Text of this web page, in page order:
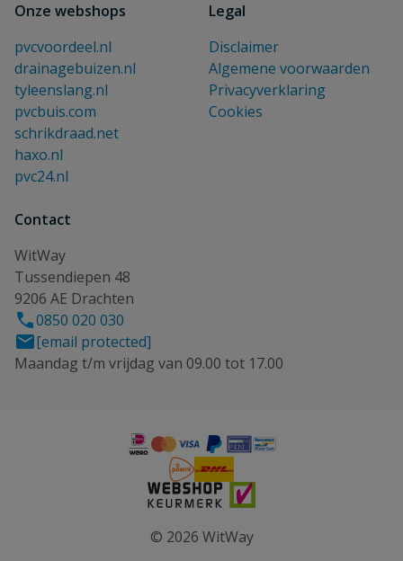
Onze webshops
pvcvoordeel.nl
drainagebuizen.nl
tyleenslang.nl
pvcbuis.com
schrikdraad.net
haxo.nl
pvc24.nl
Legal
Disclaimer
Algemene voorwaarden
Privacyverklaring
Cookies
Contact
WitWay
Tussendiepen 48
9206 AE Drachten
0850 020 030
[email protected]
Maandag t/m vrijdag van 09.00 tot 17.00
© 2026 WitWay